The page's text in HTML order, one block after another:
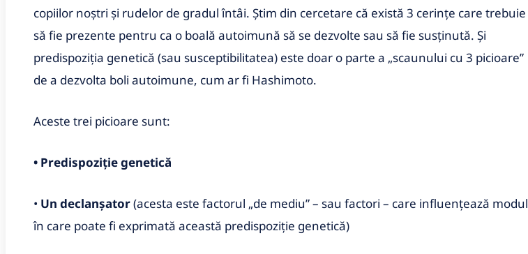
copiilor noștri și rudelor de gradul întâi. Știm din cercetare că există 3 cerințe care trebuie
să fie prezente pentru ca o boală autoimună să se dezvolte sau să fie susținută. Și
predispoziția genetică (sau susceptibilitatea) este doar o parte a „scaunului cu 3 picioare”
de a dezvolta boli autoimune, cum ar fi Hashimoto.
Aceste trei picioare sunt:
• Predispoziție genetică
• Un declanșator(acesta este factorul „de mediu” – sau factori – care influențează modul
în care poate fi exprimată această predispoziție genetică)